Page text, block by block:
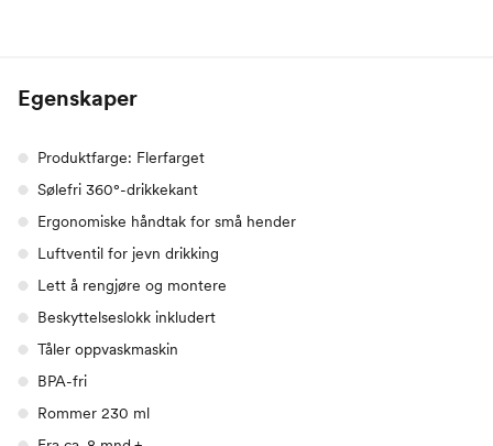
Egenskaper
Produktfarge: Flerfarget
Sølefri 360°-drikkekant
Ergonomiske håndtak for små hender
Luftventil for jevn drikking
Lett å rengjøre og montere
Beskyttelseslokk inkludert
Tåler oppvaskmaskin
BPA-fri
Rommer 230 ml